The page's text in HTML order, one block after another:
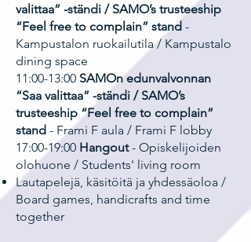
valittaa” -ständi / SAMO’s trusteeship
“Feel free to complain” stand -
Kampustalon ruokailutila / Kampustalo
dining space
11:00-13:00 SAMOn edunvalvonnan
“Saa valittaa” -ständi / SAMO’s
trusteeship “Feel free to complain”
stand - Frami F aula / Frami F lobby
17:00-19:00 Hangout- Opiskelijoiden
olohuone / Students' living room
Lautapelejä, käsitöitä ja yhdessäoloa /
Board games, handicrafts and time
together